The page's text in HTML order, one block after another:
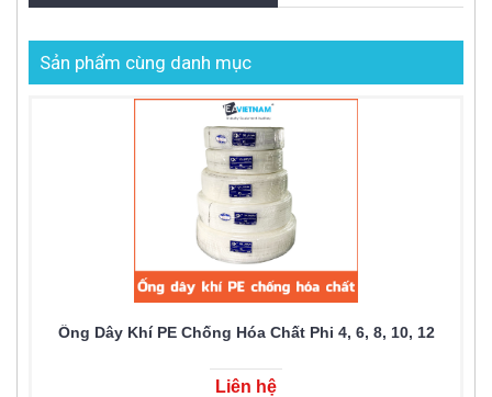
Sản phẩm cùng danh mục
Ống Dây Khí PE Chống Hóa Chất Phi 4, 6, 8, 10, 12
Liên hệ